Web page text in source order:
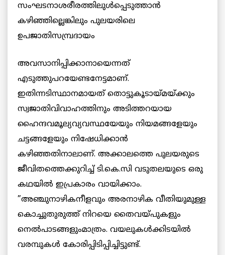
സംഘടനാശരീരത്തിലുള്‍പ്പെടുത്താന്‍
കഴിഞ്ഞില്ലെങ്കിലും പുലയരിലെ
ഉപജാതിസമ്പ്രദായം
അവസാനിപ്പിക്കാനായെന്നത്
എടുത്തുപറയേണ്ടനേട്ടമാണ്.
ഇതിന്നടിസ്ഥാനമായത് തൊട്ടുകൂടായ്മയ്ക്കും
സ്വജാതിവിവാഹത്തിനും അടിത്തറയായ
ഹൈന്ദവമൂല്യവ്യവസ്ഥയേയും നിയമങ്ങളേയും
ചട്ടങ്ങളേയും നിഷേധിക്കാന്‍
കഴിഞ്ഞതിനാലാണ്. അക്കാലത്തെ പുലയരുടെ
ജീവിതത്തെക്കുറിച്ച് ടി.കെ.സി വടുതലയുടെ ഒരു
കഥയില്‍ ഇപ്രകാരം വായിക്കാം.
”അഞ്ചുനാഴികനീളവും അരനാഴിക വീതിയുമുള്ള
കൊച്ചുതുരുത്ത് നിറയെ തൈവയ്പുകളും
നെല്‍പാടങ്ങളുംമാത്രം. വയലുകള്‍ക്കിടയില്‍
വരമ്പുകള്‍ കോരിപ്പിടിപ്പിച്ചിട്ടുണ്ട്.